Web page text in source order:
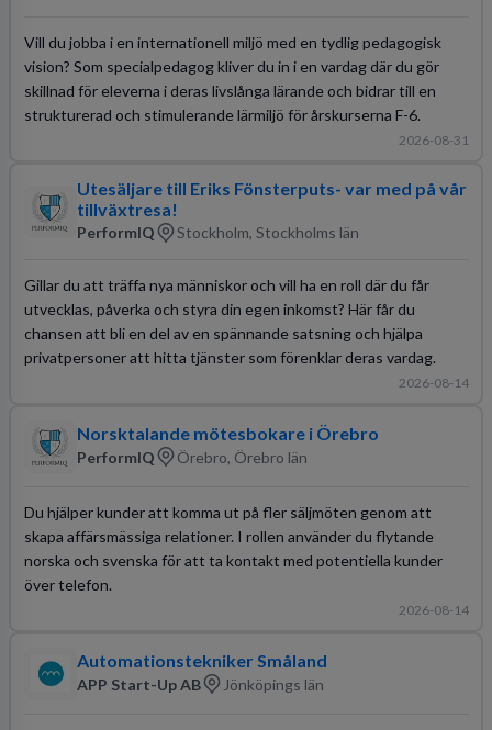
Vill du jobba i en internationell miljö med en tydlig pedagogisk
vision? Som specialpedagog kliver du in i en vardag där du gör
skillnad för eleverna i deras livslånga lärande och bidrar till en
strukturerad och stimulerande lärmiljö för årskurserna F-6.
2026-08-31
Utesäljare till Eriks Fönsterputs- var med på vår
tillväxtresa!
PerformIQ Stockholm, Stockholms län
Gillar du att träffa nya människor och vill ha en roll där du får
utvecklas, påverka och styra din egen inkomst? Här får du
chansen att bli en del av en spännande satsning och hjälpa
privatpersoner att hitta tjänster som förenklar deras vardag.
2026-08-14
Norsktalande mötesbokare i Örebro
PerformIQ Örebro, Örebro län
Du hjälper kunder att komma ut på fler säljmöten genom att
skapa affärsmässiga relationer. I rollen använder du flytande
norska och svenska för att ta kontakt med potentiella kunder
över telefon.
2026-08-14
Automationstekniker Småland
APP Start-Up AB Jönköpings län